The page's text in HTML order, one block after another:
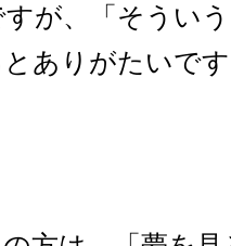
すが、「そうい
ありがたいです